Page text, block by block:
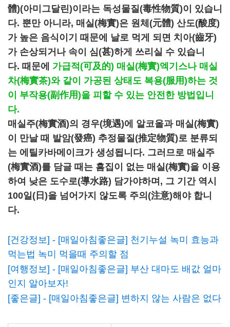
體)(아미그달린)이라는 독성물질(毒性物質)이 있습니
다. 뿐만 아니라, 매실(梅實)은 원체(元體) 산도(酸度)
가 높은 음식이기 때문에 날로 먹게 되면 치아(齒牙)
가 손상되거나 속이 심(甚)하게 쓰리실 수 있습니
다. 때문에 가급적(可及的) 매실(梅實)엑기스나 매실
차(梅實茶)와 같이 가공된 상태도 복용(服用)하는 것
이 부작용(副作用)을 피할 수 있는 안전한 방법입니
다.
매실주(梅實酒)의 경우(境遇)에 알코올과 매실(梅實)
이 만날 때 발암(發癌) 추정물질(推定物質)로 분류되
는 에틸카바메이크가 생성됩니다. 그러므로 매실주
(梅實酒)를 담글 때는 흠집이 없는 매실(梅實)을 이용
하여 낮은 도수로(導水路) 담가야하며, 그 기간 역시
100일(日)을 넘어가지 않도록 주의(注意)해야 합니
다.
[건강정보] - [매일아침좋은글] 천기누설 녹미 효능과
먹는법 녹미 먹을때 주의할 점
[여행정보] - [매일아침좋은글] 부산 대마도 배값 얼마
인지 알아보자!
[좋은글] - [매일아침좋은글] 변하지 않는 사람은 없다